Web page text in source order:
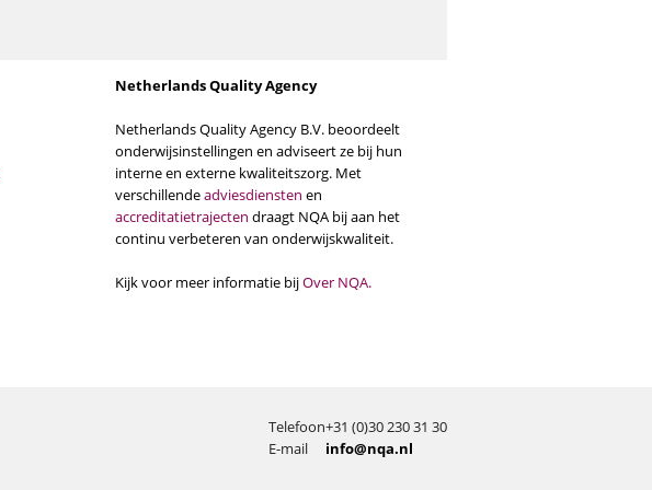
Netherlands Quality Agency
Netherlands Quality Agency B.V. beoordeelt
onderwijsinstellingen en adviseert ze bij hun
interne en externe kwaliteitszorg. Met
verschillendeadviesdiensten en
accreditatietrajecten draagt NQA bij aan het
continu verbeteren van onderwijskwaliteit.
Kijk voor meer informatie bijOver NQA.
Telefoon+31 (0)30 230 31 30
E-mail
info@nqa.nl